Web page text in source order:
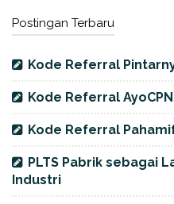
Postingan Terbaru
Kode Referral
Kode Referral
Kode Referral
PLTS Pabrik sebagai
Industri